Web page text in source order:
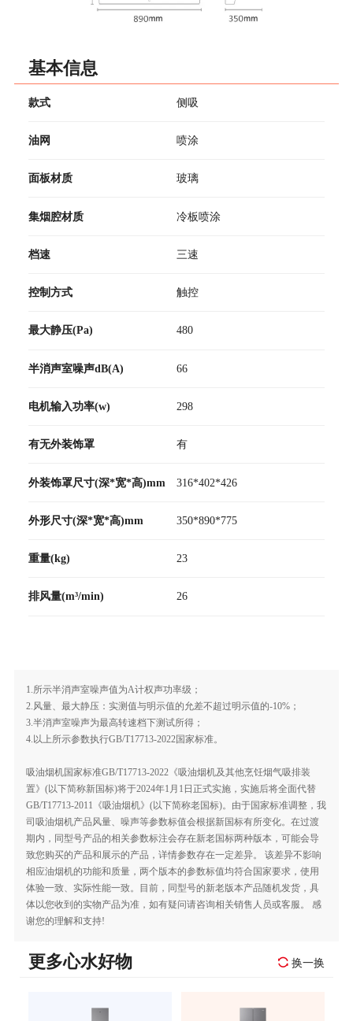
基本信息
款式 侧吸
油网 喷涂
面板材质 玻璃
集烟腔材质 冷板喷涂
档速 三速
控制方式 触控
最大静压(Pa) 480
半消声室噪声dB(A) 66
电机输入功率(w) 298
有无外装饰罩 有
外装饰罩尺寸(深*宽*高)mm 316*402*426
外形尺寸(深*宽*高)mm 350*890*775
重量(kg) 23
排风量(m³/min) 26
1.所示半消声室噪声值为A计权声功率级；
2.风量、最大静压：实测值与明示值的允差不超过明示值的-10%；
3.半消声室噪声为最高转速档下测试所得；
4.以上所示参数执行GB/T17713-2022国家标准。
吸油烟机国家标准GB/T17713-2022《吸油烟机及其他烹饪烟气吸排装
置》(以下简称新国标)将于2024年1月1日正式实施，实施后将全面代替
GB/T17713-2011《吸油烟机》(以下简称老国标)。由于国家标准调整，我
司吸油烟机产品风量、噪声等参数标值会根据新国标有所变化。在过渡
期内，同型号产品的相关参数标注会存在新老国标两种版本，可能会导
致您购买的产品和展示的产品，详情参数存在一定差异。 该差异不影响
相应油烟机的功能和质量，两个版本的参数标值均符合国家要求，使用
体验一致、实际性能一致。目前，同型号的新老版本产品随机发货，具
体以您收到的实物产品为准，如有疑问请咨询相关销售人员或客服。 感
谢您的理解和支持!
更多心水好物 换一换